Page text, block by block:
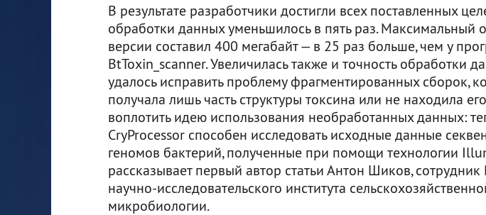
В результате разработчики достигли всех поставленных
обработки данных уменьшилось в пять раз. Максимальный
версии составил 400 мегабайт — в 25 раз больше, чем у
BtToxin_scanner. Увеличилась также и точность обработки
удалось исправить проблему фрагментированных сборок,
получала лишь часть структуры токсина или не находила
воплотить идею использования необработанных данных:
CryProcessor способен исследовать исходные данные
геномов бактерий, полученные при помощи технологии
рассказывает первый автор статьи Антон Шиков, сотрудник
научно-исследовательского института
микробиологии.